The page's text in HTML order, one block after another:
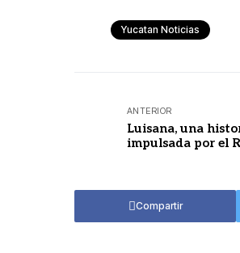
Yucatan Noticias
ANTERIOR
Luisana, una
impulsada por el
Compartir